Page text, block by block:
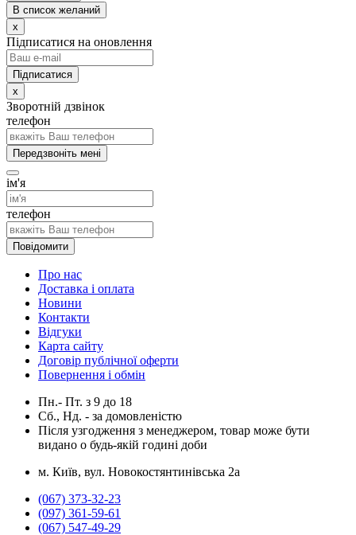
В список желаний
x
Підписатися на оновлення
x
Зворотній дзвінок
телефон
Передзвоніть мені
ім'я
телефон
Повідомити
Про нас
Доставка і оплата
Новини
Контакти
Відгуки
Карта сайту
Договір публічної оферти
Повернення і обмін
Пн.- Пт. з 9 до 18
Сб., Нд. - за домовленістю
Після узгодження з менеджером, товар може бути
видано о будь-якій годині доби
м. Київ, вул. Новокостянтинівська 2а
(067) 373-32-23
(097) 361-59-61
(067) 547-49-29